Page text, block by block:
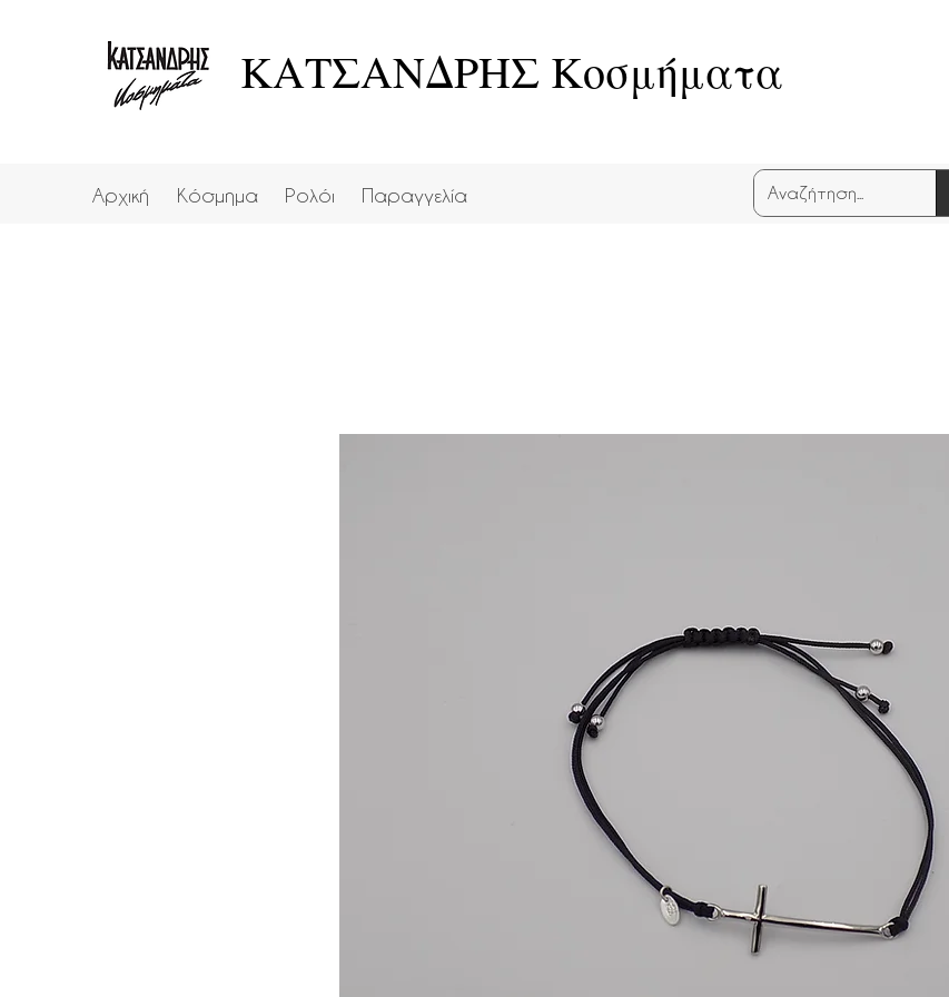
ΚΑΤΣΑΝΔΡΗΣ Κοσμήματα
Αρχική Κόσμημα Ρολόι Παραγγελία